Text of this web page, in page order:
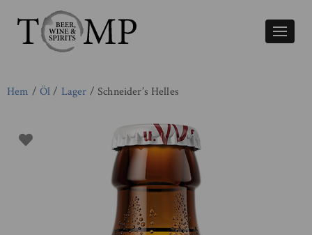
Växla
Hem / Öl/ Lager / Schneider’s Helles